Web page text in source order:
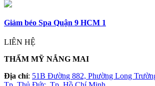
Giảm béo Spa Quận 9 HCM 1
LIÊN HỆ
THẨM MỸ NẮNG MAI
Địa chỉ: 51B Đường 882, Phường Long